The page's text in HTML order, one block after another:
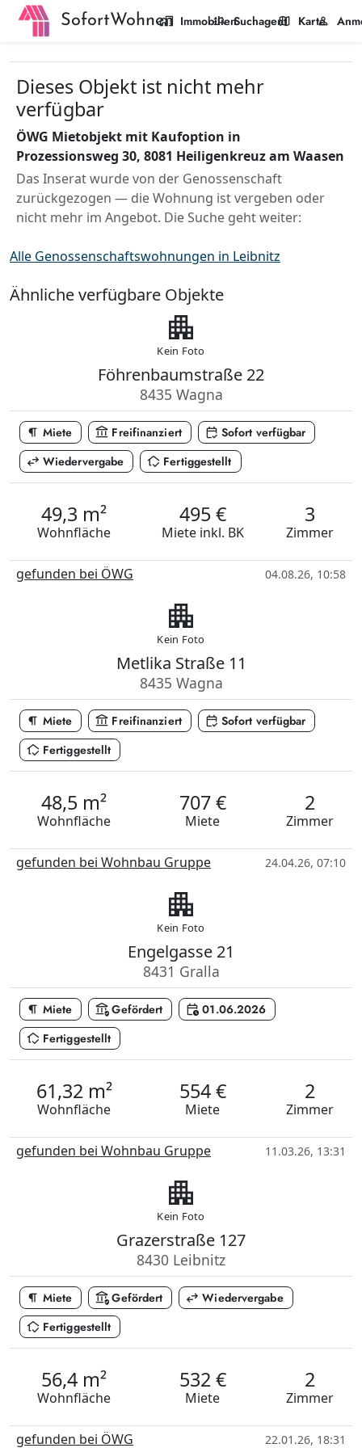
SofortWohnen
home_work Immobilien
manage_search Suchagent
map Karte
person
Dieses Objekt ist nicht mehr
verfügbar
ÖWG Mietobjekt mit Kaufoption in
Prozessionsweg 30, 8081 Heiligenkreuz am Waasen
Das Inserat wurde von der Genossenschaft
zurückgezogen — die Wohnung ist vergeben oder
nicht mehr im Angebot. Die Suche geht weiter:
Alle Genossenschaftswohnungen in Leibnitz
Ähnliche verfügbare Objekte
apartment
Kein Foto
Föhrenbaumstraße 22
8435 Wagna
format_paragraph Miete account_balance Freifinanziert calendar_check Sofort verfügbar
swap_horiz Wiedervergabe in_home_mode Fertiggestellt
49,3 m²
Wohnfläche
495 €
Miete inkl. BK
3
Zimmer
gefunden bei ÖWG 04.08.26, 10:58
apartment
Kein Foto
Metlika Straße 11
8435 Wagna
format_paragraph Miete account_balance Freifinanziert calendar_check Sofort verfügbar
in_home_mode Fertiggestellt
48,5 m²
Wohnfläche
707 €
Miete
2
Zimmer
gefunden bei Wohnbau Gruppe 24.04.26, 07:10
apartment
Kein Foto
Engelgasse 21
8431 Gralla
format_paragraph Miete assured_workloadGefördert calendar_clock 01.06.2026
in_home_mode Fertiggestellt
61,32 m²
Wohnfläche
554 €
Miete
2
Zimmer
gefunden bei Wohnbau Gruppe 11.03.26, 13:31
apartment
Kein Foto
Grazerstraße 127
8430 Leibnitz
format_paragraph Miete assured_workloadGefördert swap_horiz Wiedervergabe
in_home_mode Fertiggestellt
56,4 m²
Wohnfläche
532 €
Miete
2
Zimmer
gefunden bei ÖWG 22.01.26, 18:31